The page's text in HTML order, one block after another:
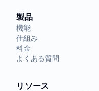
製品
機能
仕組み
料金
よくある質問
リソース